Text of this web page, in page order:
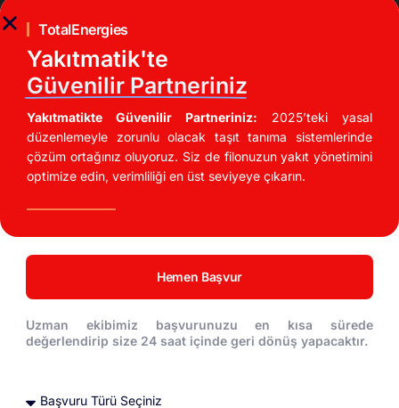
İndirimli Akaryakıt Fırsatları
UTTS Kullanarak Akaryakıt Maliyetinizi %20
Düşürün!
TotalEnergies
Yakıtmatik'te
Güvenilir Partneriniz
Yakıtmatikte Güvenilir Partneriniz: 2025’teki yasal
düzenlemeyle zorunlu olacak taşıt tanıma sistemlerinde
çözüm ortağınız oluyoruz. Siz de filonuzun yakıt yönetimini
optimize edin, verimliliği en üst seviyeye çıkarın.
Hemen Başvur
Uzman ekibimiz başvurunuzu en kısa sürede
değerlendirip size 24 saat içinde geri dönüş yapacaktır.